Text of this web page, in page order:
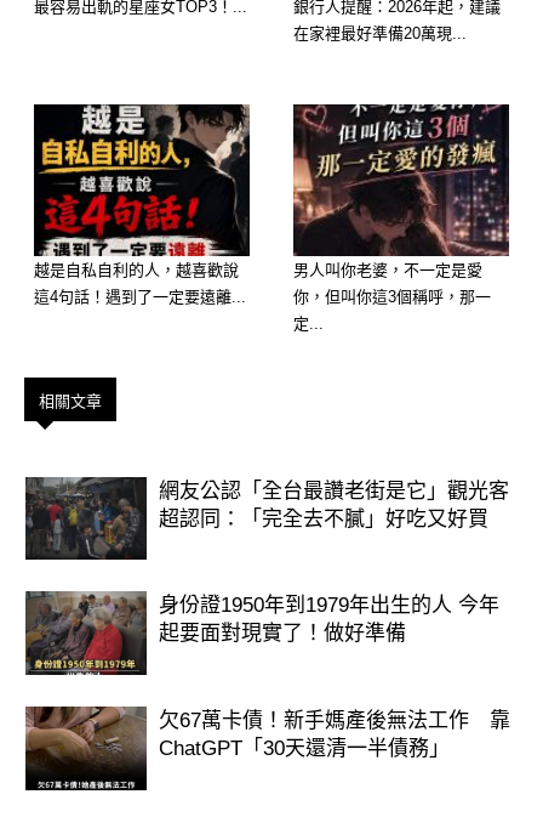
最容易出軌的星座女TOP3！...
銀行人提醒：2026年起，建議
在家裡最好準備20萬現...
越是自私自利的人，越喜歡說
這4句話！遇到了一定要遠離...
男人叫你老婆，不一定是愛
你，但叫你這3個稱呼，那一
定...
相關文章
網友公認「全台最讚老街是它」觀光客
超認同：「完全去不膩」好吃又好買
身份證1950年到1979年出生的人 今年
起要面對現實了！做好準備
欠67萬卡債！新手媽產後無法工作 靠
ChatGPT「30天還清一半債務」